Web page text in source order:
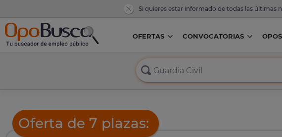
Si quieres estar informado de todas las últimas
OFERTAS CONVOCATORIAS
Oferta de 7 plazas: